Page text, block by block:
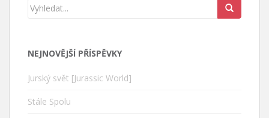
NEJNOVĚJŠÍ PŘÍSPĚVKY
Jurský svět [Jurassic World]
Stále Spolu